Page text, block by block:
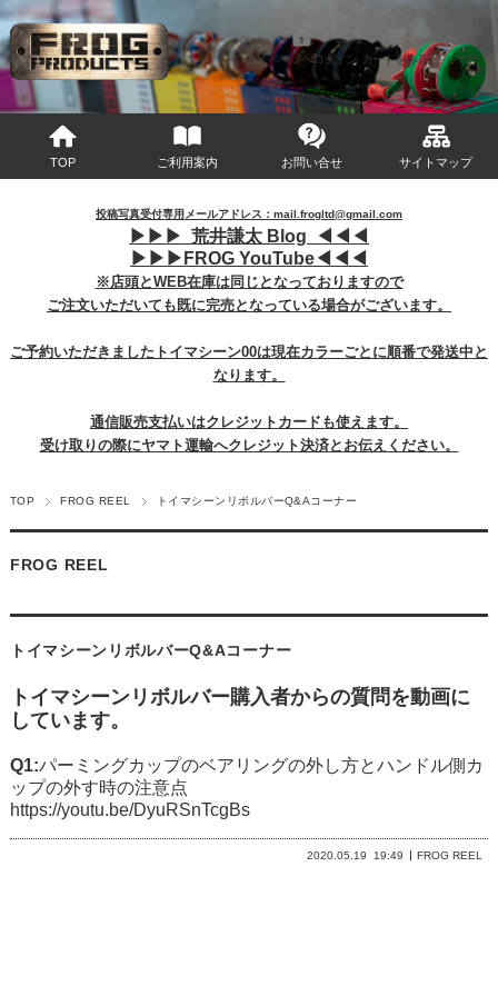
マイページへログイン カートをみる
TOP ご利用案内 お問い合せ サイトマップ
投稿写真受付専用メールアドレス：mail.frogltd@gmail.com
▶︎ ▶︎ ▶︎ 荒井謙太 Blog ◀︎ ◀︎ ◀︎
▶︎ ▶︎ ▶︎ FROG YouTube◀︎ ◀︎ ◀︎
※店頭とWEB在庫は同じとなっておりますので
ご注文いただいても既に完売となっている場合がございます。
ご予約いただきましたトイマシーン00は現在カラーごとに順番で発送中と
なります。
通信販売支払いはクレジットカードも使えます。
受け取りの際にヤマト運輸へクレジット決済とお伝えください。
TOP FROG REEL トイマシーンリボルバーQ&Aコーナー
FROG REEL
トイマシーンリボルバーQ&Aコーナー
トイマシーンリボルバー購入者からの質問を動画に
しています。
Q1:パーミングカップのベアリングの外し方とハンドル側カ
ップの外す時の注意点
https://youtu.be/DyuRSnTcgBs
2020.05.19 19:49 FROG REEL